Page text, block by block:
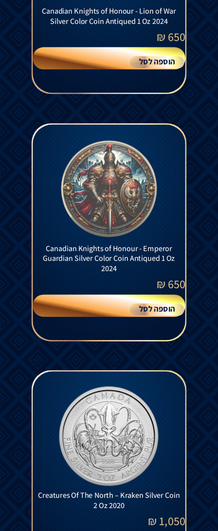
Canadian Knights of Honour - Lion of War
Silver Color Coin Antiqued 1 Oz 2024
650
₪
הוספה לסל
Canadian Knights of Honour - Emperor
Guardian Silver Color Coin Antiqued 1 Oz
2024
650
₪
הוספה לסל
Creatures Of The North – Kraken Silver Coin
2 Oz 2020
1,050
₪